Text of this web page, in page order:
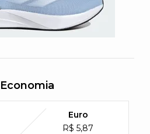
Economia
Euro
R$ 5,87